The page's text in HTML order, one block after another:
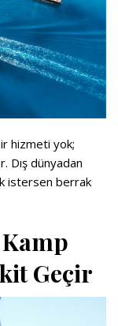
hizmeti yok;
Dış dünyadan
istersen berrak
Geçir